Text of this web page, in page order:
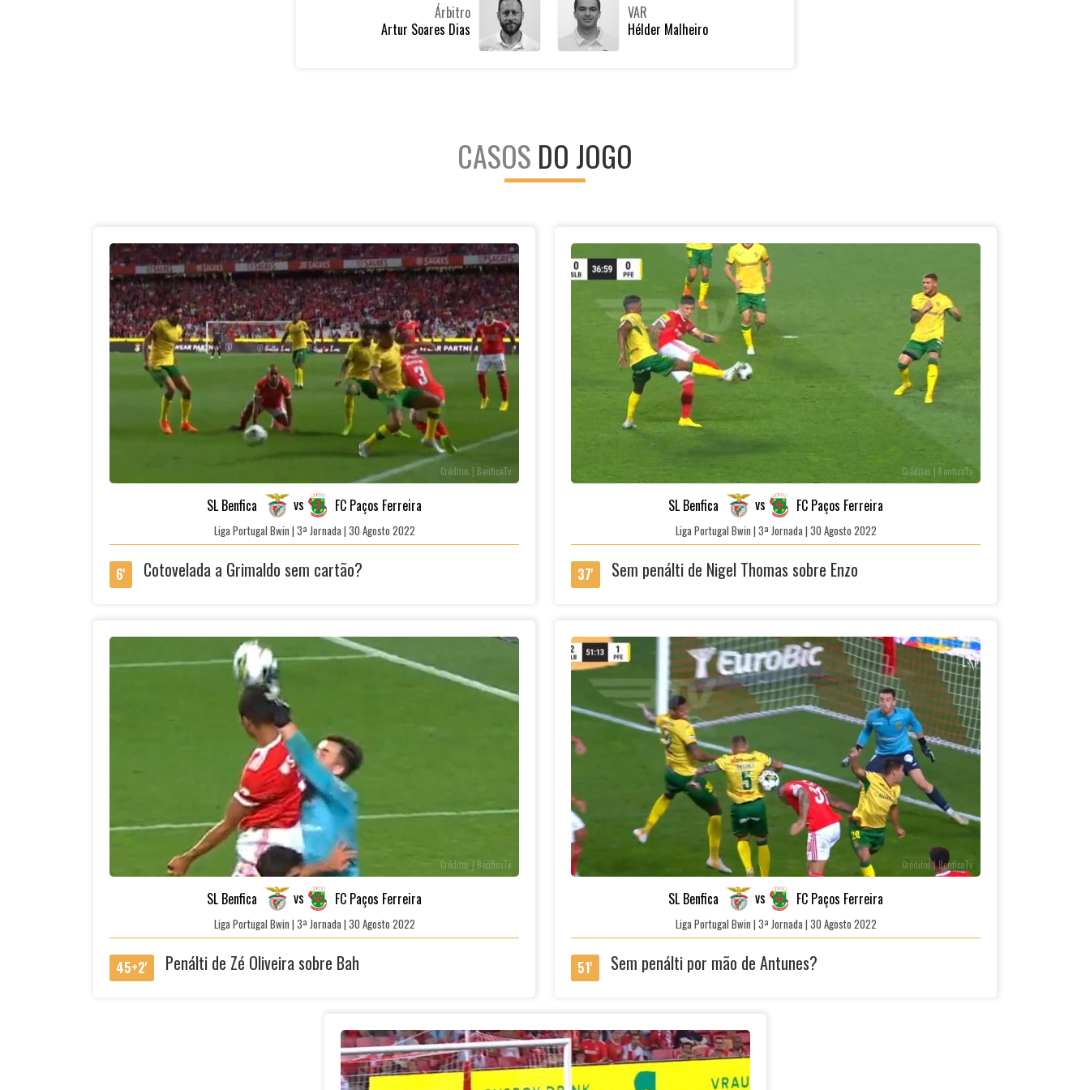
Árbitro
Artur Soares Dias
VAR
Hélder Malheiro
CASOS DO JOGO
Créditos | BenficaTv
SL Benfica vs FC Paços Ferreira
Liga Portugal Bwin | 3ª Jornada | 30 Agosto 2022
6' Cotovelada a Grimaldo sem cartão?
Créditos | BenficaTv
SL Benfica vs FC Paços Ferreira
Liga Portugal Bwin | 3ª Jornada | 30 Agosto 2022
37' Sem penálti de Nigel Thomas sobre Enzo
Créditos | BenficaTv
SL Benfica vs FC Paços Ferreira
Liga Portugal Bwin | 3ª Jornada | 30 Agosto 2022
45+2' Penálti de Zé Oliveira sobre Bah
Créditos | BenficaTv
SL Benfica vs FC Paços Ferreira
Liga Portugal Bwin | 3ª Jornada | 30 Agosto 2022
51' Sem penálti por mão de Antunes?